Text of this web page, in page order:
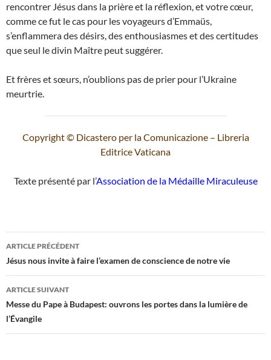
rencontrer Jésus dans la prière et la réflexion, et votre cœur,
comme ce fut le cas pour les voyageurs d’Emmaüs,
s’enflammera des désirs, des enthousiasmes et des certitudes
que seul le divin Maître peut suggérer.
Et frères et sœurs, n’oublions pas de prier pour l’Ukraine
meurtrie.
Copyright © Dicastero per la Comunicazione – Libreria
Editrice Vaticana
Texte présenté par l’Association de la Médaille Miraculeuse
Navigation
des
articles
ARTICLE PRÉCÉDENT
Jésus nous invite à faire l’examen de conscience de notre vie
ARTICLE SUIVANT
Messe du Pape à Budapest: ouvrons les portes dans la lumière de
l’Évangile